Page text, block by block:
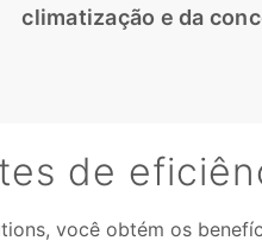
climatização e da
de
você obtém os